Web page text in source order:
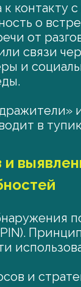
к контакту
о
от
связи
и
в
и
и